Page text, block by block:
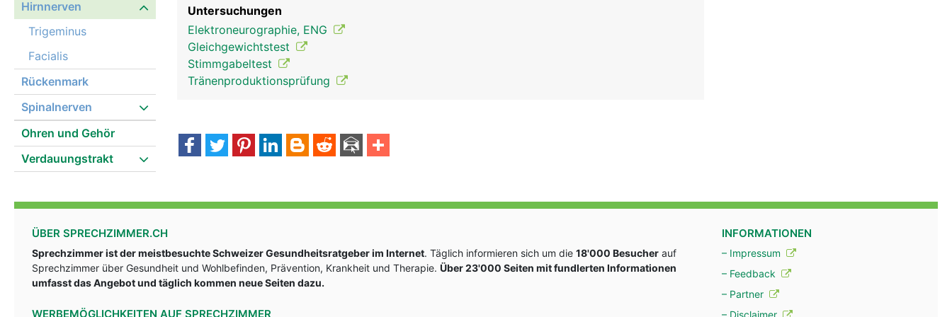
Hirnnerven
Trigeminus
Facialis
Rückenmark
Spinalnerven
Ohren und Gehör
Verdauungstrakt
Hirnnerven Frau Hirnnerven Mann
Untersuchungen
Elektroneurographie, ENG
Gleichgewichtstest
Stimmgabeltest
Tränenproduktionsprüfung
ÜBER SPRECHZIMMER.CH
Sprechzimmer ist der meistbesuchte Schweizer Gesundheitsratgeber im Internet. Täglich informieren sich um die 18'000 Besucher auf
Sprechzimmer über Gesundheit und Wohlbefinden, Prävention, Krankheit und Therapie. Über 23'000 Seiten mit fundlerten Informationen
umfasst das Angebot und täglich kommen neue Seiten dazu.
WERBEMÖGLICHKEITEN AUF SPRECHZIMMER
INFORMATIONEN
– Impressum
– Feedback
– Partner
– Disclaimer